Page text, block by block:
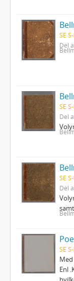
SE
Del
SE
Del
SE
Del
SE
Enl